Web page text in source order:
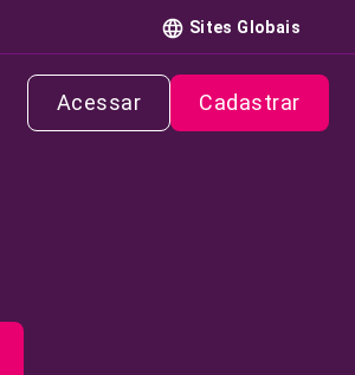
Sites Globais
Acessar Cadastrar